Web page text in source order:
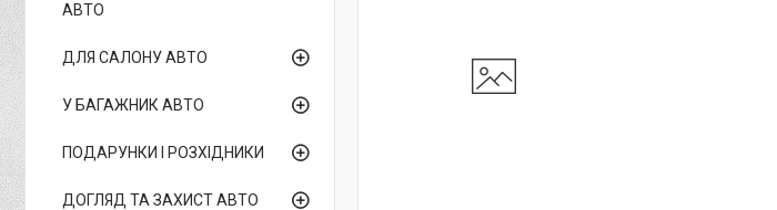
АВТО
ДЛЯ САЛОНУ АВТО
У БАГАЖНИК АВТО
ПОДАРУНКИ І РОЗХІДНИКИ
ДОГЛЯД ТА ЗАХИСТ АВТО